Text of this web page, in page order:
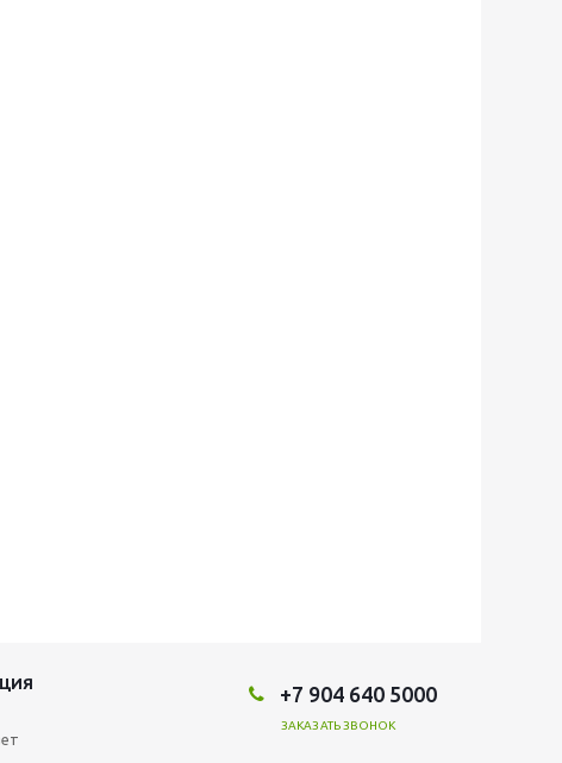
+7 904 640 5000
ЗАКАЗАТЬ ЗВОНОК